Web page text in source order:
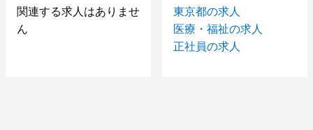
関連する求人はありませ
ん
東京都の求人
医療・福祉の求人
正社員の求人